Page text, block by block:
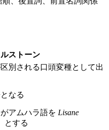
ストーン
別される口頭変種として出
なる
アムハラ語を Lisane
とする